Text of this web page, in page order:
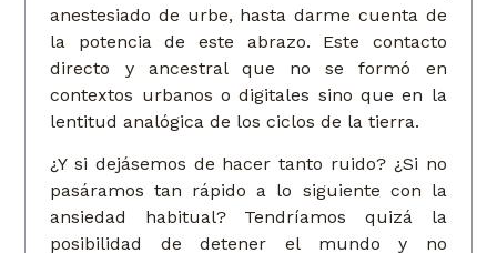
anestesiado de urbe, hasta darme cuenta de
la potencia de este abrazo. Este contacto
directo y ancestral que no se formó en
contextos urbanos o digitales sino que en la
lentitud analógica de los ciclos de la tierra.
¿Y si dejásemos de hacer tanto ruido? ¿Si no
pasáramos tan rápido a lo siguiente con la
ansiedad habitual? Tendríamos quizá la
posibilidad de detener el mundo y no